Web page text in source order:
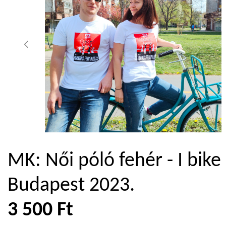
MK: Női póló fehér - I bike
Budapest 2023.
3 500 Ft